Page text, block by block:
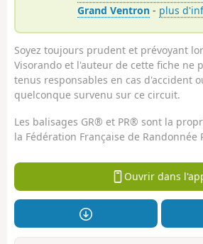
Grand Ventron - plus
Soyez toujours prudent et prévoyant
Visorando et l'auteur de cette fiche ne
tenus responsables en cas d'accident
quelconque survenu sur ce circuit.
Les balisages GR® et PR® sont la
la Fédération Française de Randonnée
Ouvrir dans